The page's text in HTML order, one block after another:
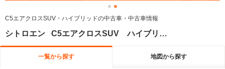
C5エアクロスSUV・ハイブリッドの中古車・中古車情報
シトロエン C5エアクロスSUV ハイブリッド
一覧から探す 地図から探す